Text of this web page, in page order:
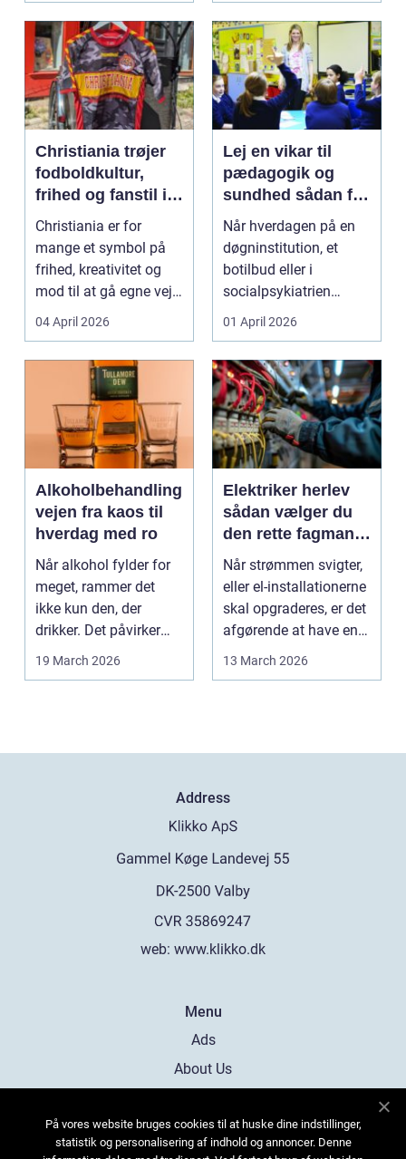
Christiania trøjer
fodboldkultur,
frihed og fanstil i
ét
Christiania er for
mange et symbol på
frihed, kreativitet og
mod til at gå egne veje.
Den samme ånd ...
04 April 2026
Lej en vikar til
pædagogik og
sundhed sådan får
du den rette hjælp
Når hverdagen på en
døgninstitution, et
botilbud eller i
socialpsykiatrien
pludselig ændrer sig,
01 April 2026
Alkoholbehandling
vejen fra kaos til
hverdag med ro
Når alkohol fylder for
meget, rammer det
ikke kun den, der
drikker. Det påvirker
også familie, arbej...
19 March 2026
Elektriker herlev
sådan vælger du
den rette fagmand
til dine el-opgaver
Når strømmen svigter,
eller el-installationerne
skal opgraderes, er det
afgørende at have en
pålidel...
13 March 2026
Address
web: www.klikko.dk
Menu
Ads
About Us
Contact
På vores website bruges cookies til at huske dine indstillinger,
statistik og personalisering af indhold og annoncer. Denne